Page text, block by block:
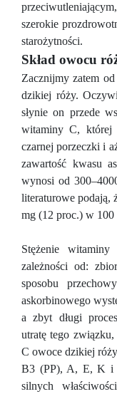
szerokie
starożytności.
Skład owocu
Zacznijmy zatem
dzikiej róży.
słynie on przede
witaminy C,
czarnej porzeczki i
zawartość kwasu
wynosi od
literaturowe podają,
mg (12 proc.) w 100
Stężenie
zależności od:
sposobu
askorbinowego
a zbyt długi
utratę tego
C owoce dzikiej
B3 (PP), A, E, K i
silnych